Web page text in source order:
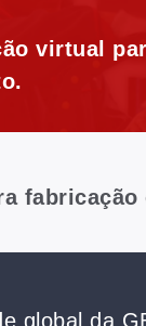
virtual
fabricação
global da